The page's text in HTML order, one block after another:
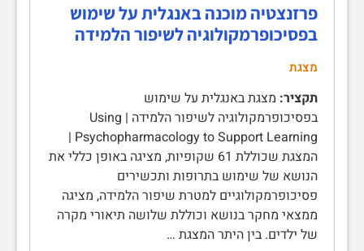
פרזנצטיה מוכנה באנגלית על שימוש
בפסיכופרמקולוגיה לשיפור הלמידה
מצגת
תקציר: מצגת באנגלית על שימוש
בפסיכופרמקולוגיה לשיפור הלמידה | Using
Psychopharmacology to Support Learning |
המצגת שכוללת 61 שקופיות, מציגה באופן כללי את
הנושא של שימוש בתרופות ותכשירים
פסיכופרמקולוגיים למטרת שיפור הלמידה, מציגה
ממצאי מחקר בנושא וכוללת שלושה תיאורי מקרה
של ילדים. בין היתר המצגת …